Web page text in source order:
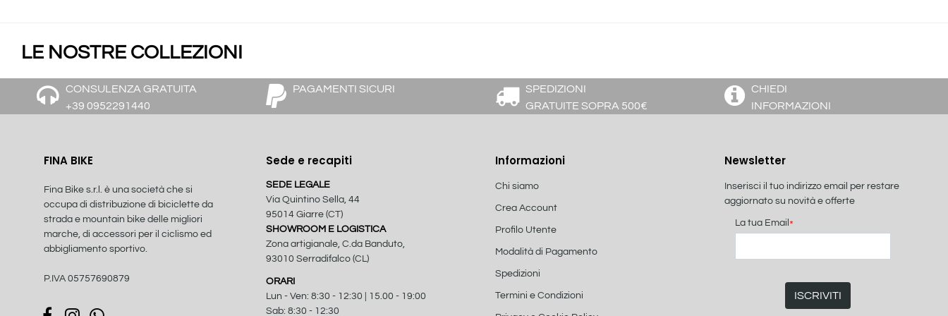
LE NOSTRE COLLEZIONI
CONSULENZA GRATUITA
+39 0952291440
PAGAMENTI SICURI
SPEDIZIONI
GRATUITE SOPRA 500€
CHIEDI
INFORMAZIONI
FINA BIKE
Fina Bike s.r.l. è una società che si
occupa di distribuzione di biciclette da
strada e mountain bike delle migliori
marche, di accessori per il ciclismo ed
abbigliamento sportivo.
P.IVA 05757690879
Sede e recapiti
SEDE LEGALE
Via Quintino Sella, 44
95014 Giarre (CT)
SHOWROOM E LOGISTICA
Zona artigianale, C.da Banduto,
93010 Serradifalco (CL)
ORARI
Lun - Ven: 8:30 - 12:30 | 15.00 - 19:00
Sab: 8:30 - 12:30
Informazioni
Chi siamo
Crea Account
Profilo Utente
Modalità di Pagamento
Spedizioni
Termini e Condizioni
Newsletter
Inserisci il tuo indirizzo email per restare
aggiornato su novità e offerte
La tua Email *